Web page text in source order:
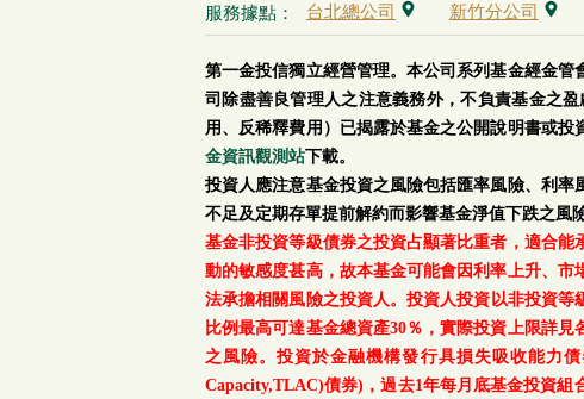
服務據點： 台北總公司 新竹分公司
第一金投信獨立經營管理。本公司系列基金經金
司除盡善良管理人之注意義務外，不負責基金之
用、反稀釋費用）已揭露於基金之公開說明書或
金資訊觀測站下載。
投資人應注意基金投資之風險包括匯率風險、利
不足及定期存單提前解約而影響基金淨值下跌之風
基金非投資等級債券之投資占顯著比重者，適合
動的敏感度甚高，故本基金可能會因利率上升、
法承擔相關風險之投資人。投資人投資以非投資
比例最高可達基金總資產30％，實際投資上限詳
之風險。投資於金融機構發行具損失吸收能力債
Capacity,TLAC)債券)，過去1年每月底基金投資